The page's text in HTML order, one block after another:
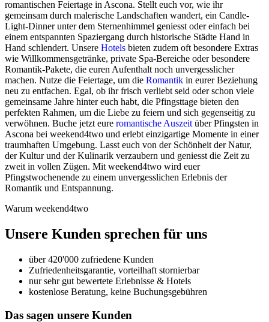
romantischen Feiertage in Ascona. Stellt euch vor, wie ihr
gemeinsam durch malerische Landschaften wandert, ein Candle-
Light-Dinner unter dem Sternenhimmel geniesst oder einfach bei
einem entspannten Spaziergang durch historische Städte Hand in
Hand schlendert. Unsere Hotels bieten zudem oft besondere Extras
wie Willkommensgetränke, private Spa-Bereiche oder besondere
Romantik-Pakete, die euren Aufenthalt noch unvergesslicher
machen. Nutze die Feiertage, um die Romantik in eurer Beziehung
neu zu entfachen. Egal, ob ihr frisch verliebt seid oder schon viele
gemeinsame Jahre hinter euch habt, die Pfingsttage bieten den
perfekten Rahmen, um die Liebe zu feiern und sich gegenseitig zu
verwöhnen. Buche jetzt eure romantische Auszeit über Pfingsten in
Ascona bei weekend4two und erlebt einzigartige Momente in einer
traumhaften Umgebung. Lasst euch von der Schönheit der Natur,
der Kultur und der Kulinarik verzaubern und geniesst die Zeit zu
zweit in vollen Zügen. Mit weekend4two wird euer
Pfingstwochenende zu einem unvergesslichen Erlebnis der
Romantik und Entspannung.
Warum weekend4two
Unsere Kunden sprechen für uns
über 420'000 zufriedene Kunden
Zufriedenheitsgarantie, vorteilhaft stornierbar
nur sehr gut bewertete Erlebnisse & Hotels
kostenlose Beratung, keine Buchungsgebühren
Das sagen unsere Kunden